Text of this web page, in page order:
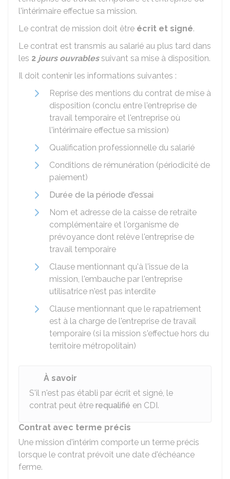
l'intérimaire effectue sa mission.
Le contrat de mission doit être écrit et signé.
Le contrat est transmis au salarié au plus tard dans
les 2 jours ouvrables suivant sa mise à disposition.
Il doit contenir les informations suivantes :
Reprise des mentions du contrat de mise à
disposition (conclu entre l'entreprise de
travail temporaire et l'entreprise où
l'intérimaire effectue sa mission)
Qualification professionnelle du salarié
Conditions de rémunération (périodicité de
paiement)
Durée de la période d'essai
Nom et adresse de la caisse de retraite
complémentaire et l'organisme de
prévoyance dont relève l'entreprise de
travail temporaire
Clause mentionnant qu'à l'issue de la
mission, l'embauche par l'entreprise
utilisatrice n'est pas interdite
Clause mentionnant que le rapatriement
est à la charge de l'entreprise de travail
temporaire (si la mission s'effectue hors du
territoire métropolitain)
À savoir
S'il n'est pas établi par écrit et signé, le
contrat peut être requalifié en CDI.
Contrat avec terme précis
Une mission d'intérim comporte un terme précis
lorsque le contrat prévoit une date d'échéance
ferme.